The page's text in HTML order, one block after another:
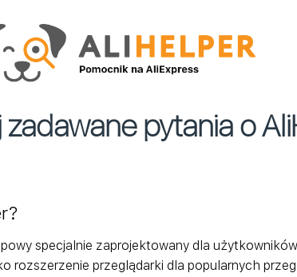
zadawane pytania o
specjalnie zaprojektowany dla
rozszerzenie przeglądarki dla popularnych